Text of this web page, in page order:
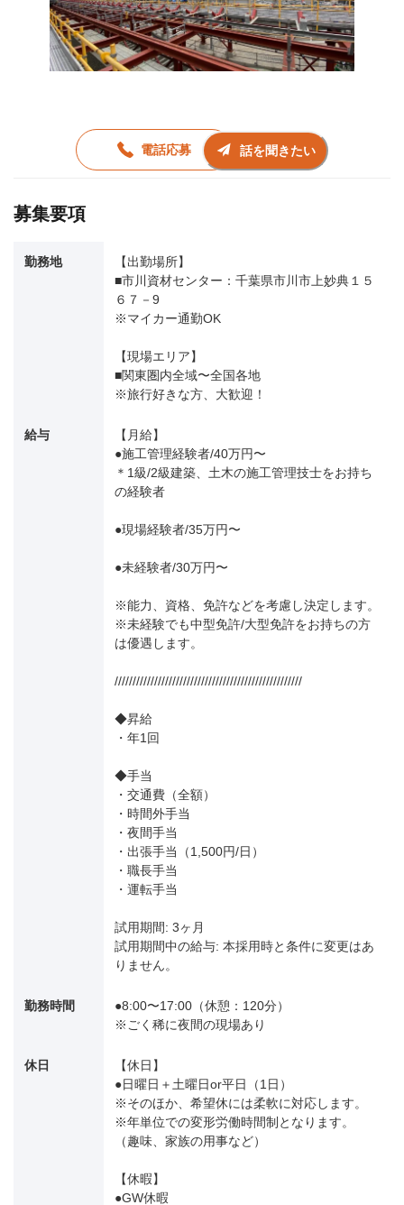
電話応募 話を聞きたい
募集要項
勤務地
【出勤場所】
■市川資材センター：千葉県市川市上妙典１５
６７－9
※マイカー通勤OK
【現場エリア】
■関東圏内全域〜全国各地
※旅行好きな方、大歓迎！
給与
【月給】
●施工管理経験者/40万円〜
＊1級/2級建築、土木の施工管理技士をお持ち
の経験者
●現場経験者/35万円〜
●未経験者/30万円〜
※能力、資格、免許などを考慮し決定します。
※未経験でも中型免許/大型免許をお持ちの方
は優遇します。
////////////////////////////////////////////////////
◆昇給
・年1回
◆手当
・交通費（全額）
・時間外手当
・夜間手当
・出張手当（1,500円/日）
・職長手当
・運転手当
試用期間: 3ヶ月
試用期間中の給与: 本採用時と条件に変更はあ
りません。
勤務時間
●8:00〜17:00（休憩：120分）
※ごく稀に夜間の現場あり
休日
【休日】
●日曜日＋土曜日or平日（1日）
※そのほか、希望休には柔軟に対応します。
※年単位での変形労働時間制となります。
（趣味、家族の用事など）
【休暇】
●GW休暇